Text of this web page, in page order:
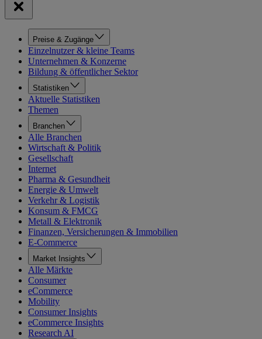
Preise & Zugänge
Einzelnutzer & kleine Teams
Unternehmen & Konzerne
Bildung & öffentlicher Sektor
Statistiken
Aktuelle Statistiken
Themen
Branchen
Alle Branchen
Wirtschaft & Politik
Gesellschaft
Internet
Pharma & Gesundheit
Energie & Umwelt
Verkehr & Logistik
Konsum & FMCG
Metall & Elektronik
Finanzen, Versicherungen & Immobilien
E-Commerce
Market Insights
Alle Märkte
Consumer
eCommerce
Mobility
Consumer Insights
eCommerce Insights
Research AI